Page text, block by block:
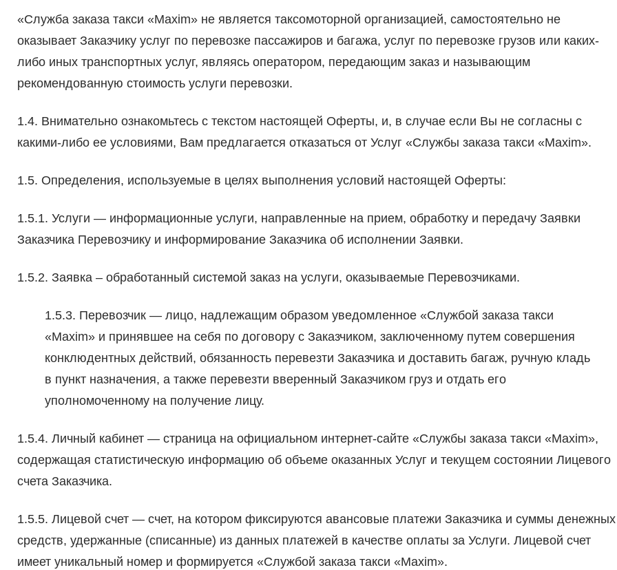
«Служба заказа такси «Maxim» не является таксомоторной организацией, самостоятельно не
оказывает Заказчику услуг по перевозке пассажиров и багажа, услуг по перевозке грузов или каких-
либо иных транспортных услуг, являясь оператором, передающим заказ и называющим
рекомендованную стоимость услуги перевозки.
1.4. Внимательно ознакомьтесь с текстом настоящей Оферты, и, в случае если Вы не согласны с
какими-либо ее условиями, Вам предлагается отказаться от Услуг «Службы заказа такси «Maxim».
1.5. Определения, используемые в целях выполнения условий настоящей Оферты:
1.5.1. Услуги — информационные услуги, направленные на прием, обработку и передачу Заявки
Заказчика Перевозчику и информирование Заказчика об исполнении Заявки.
1.5.2. Заявка – обработанный системой заказ на услуги, оказываемые Перевозчиками.
1.5.3. Перевозчик — лицо, надлежащим образом уведомленное «Службой заказа такси
«Maxim» и принявшее на себя по договору с Заказчиком, заключенному путем совершения
конклюдентных действий, обязанность перевезти Заказчика и доставить багаж, ручную кладь
в пункт назначения, а также перевезти вверенный Заказчиком груз и отдать его
уполномоченному на получение лицу.
1.5.4. Личный кабинет — страница на официальном интернет-сайте «Службы заказа такси «Maxim»,
содержащая статистическую информацию об объеме оказанных Услуг и текущем состоянии Лицевого
счета Заказчика.
1.5.5. Лицевой счет — счет, на котором фиксируются авансовые платежи Заказчика и суммы денежных
средств, удержанные (списанные) из данных платежей в качестве оплаты за Услуги. Лицевой счет
имеет уникальный номер и формируется «Службой заказа такси «Maxim».